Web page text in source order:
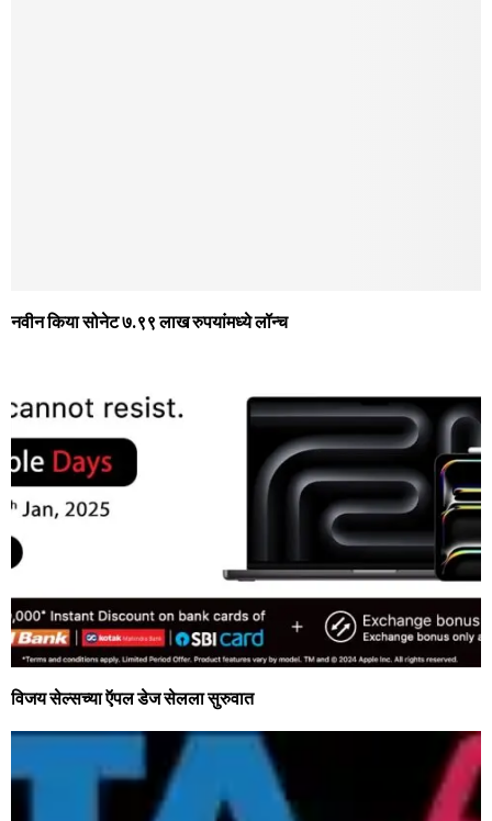
नवीन किया सोनेट ७.९९ लाख रुपयांमध्ये लॉन्च
विजय सेल्सच्या ऍपल डेज सेलला सुरुवात